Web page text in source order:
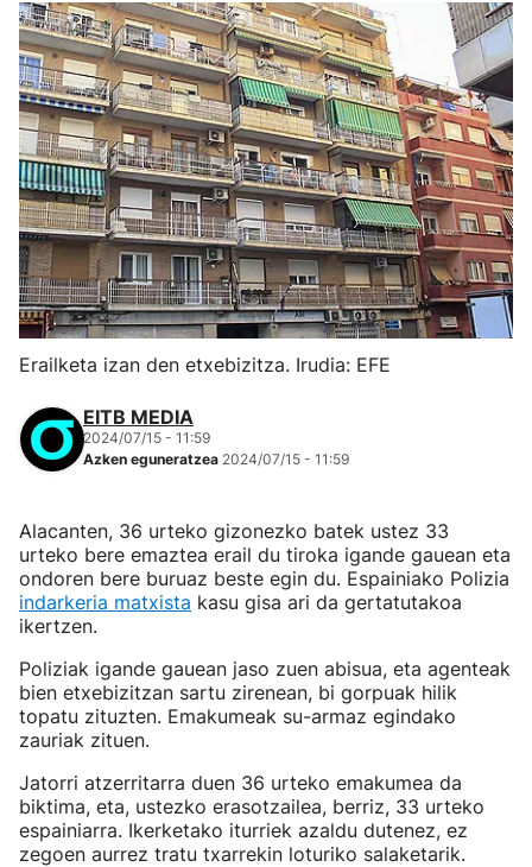
Erailketa izan den etxebizitza. Irudia: EFE
EITB MEDIA
2024/07/15 - 11:59
Azken eguneratzea 2024/07/15 - 11:59
Alacanten, 36 urteko gizonezko batek ustez 33
urteko bere emaztea erail du tiroka igande gauean eta
ondoren bere buruaz beste egin du. Espainiako Polizia
indarkeria matxista kasu gisa ari da gertatutakoa
ikertzen.
Poliziak igande gauean jaso zuen abisua, eta agenteak
bien etxebizitzan sartu zirenean, bi gorpuak hilik
topatu zituzten. Emakumeak su-armaz egindako
zauriak zituen.
Jatorri atzerritarra duen 36 urteko emakumea da
biktima, eta, ustezko erasotzailea, berriz, 33 urteko
espainiarra. Ikerketako iturriek azaldu dutenez, ez
zegoen aurrez tratu txarrekin loturiko salaketarik.